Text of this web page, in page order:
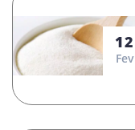
12
Fev